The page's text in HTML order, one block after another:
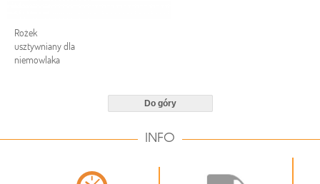
Rożek
usztywniany dla
niemowlaka
Do góry
INFO